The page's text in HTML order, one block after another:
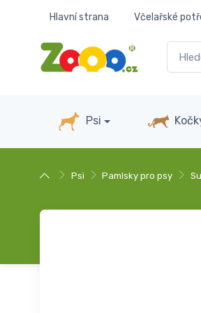
Hlavní strana Včelařské
Psi
Psi Pamlsky pro psy